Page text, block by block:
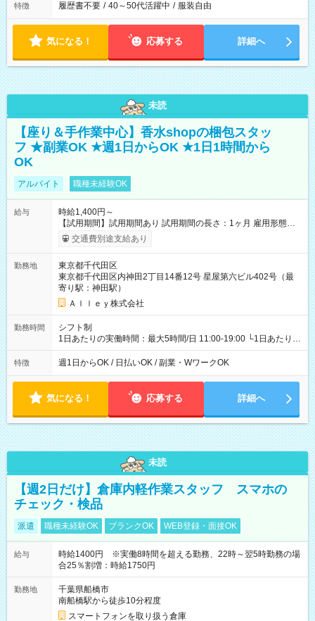
特徴 履歴書不要 / 40～50代活躍中 / 服装自由
気になる！ 応募する 詳細へ
未読
【座り＆手作業中心】香水shopの梱包スタッ
フ ★副業OK ★週1日からOK ★1日1時間から
OK
アルバイト 職種未経験OK
給与
時給1,400円～
【試用期間】試用期間あり 試用期間の長さ：1ヶ月 雇用形態、
給与は本採用時と同じです。
交通費別途支給あり
勤務地
東京都千代田区
東京都千代田区内神田2丁目14番12号 星屋第六ビル402号（最
寄り駅：神田駅）
Ａｌｌｅｙ株式会社
勤務時間
シフト制
1日あたりの実働時間：最大5時間/日 11:00-19:00 └1日あたりの
実働時間：1-5時間 └上記の時間帯内であれば、いつでも勤務可
能！ └平日・土曜日の中で、お好きな曜日でご勤務いただけま
18:00 などのように、自由な働き方が可能なお仕事です！
特徴 週1日からOK / 日払いOK / 副業・WワークOK
気になる！ 応募する 詳細へ
未読
【週2日だけ】倉庫内軽作業スタッフ スマホの
チェック・検品
派遣 職種未経験OK ブランクOK WEB登録・面接OK
給与
時給1400円 ※実働8時間を超える勤務、22時～翌5時勤務の場
合25％割増：時給1750円
勤務地
千葉県船橋市
南船橋駅から徒歩10分程度
スマートフォンを取り扱う倉庫